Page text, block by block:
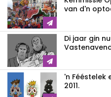
van d'n
Di jaar gin
'n Fééstelek
2011.